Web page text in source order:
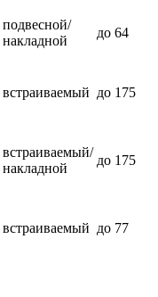
подвесной/
накладной
до 64
встраиваемый до 175
встраиваемый/
накладной
до 175
встраиваемый до 77